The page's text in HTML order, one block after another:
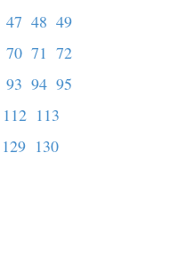
47 48 49
70 71 72
93 94 95
112 113
129 130